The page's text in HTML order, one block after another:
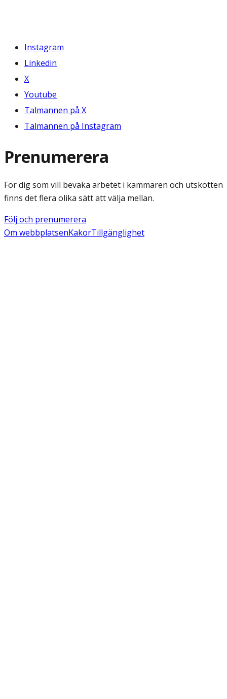
Instagram
Linkedin
X
Youtube
Talmannen på X
Talmannen på Instagram
Prenumerera
För dig som vill bevaka arbetet i kammaren och utskotten
finns det flera olika sätt att välja mellan.
Följ och prenumerera
Om webbplatsenKakorTillgänglighet